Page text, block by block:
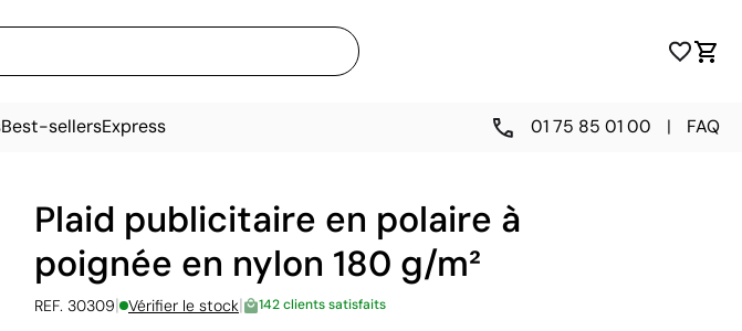
Best-sellersExpress 01 75 85 01 00 | FAQ
Plaid publicitaire en polaire à
poignée en nylon 180 g/m²
REF. 30309| Vérifier le stock| 142 clients satisfaits